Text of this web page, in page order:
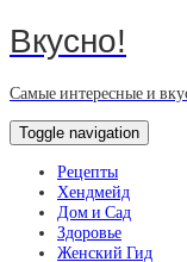
Вкусно!
Самые интересные и
Toggle navigation
Рецепты
Хендмейд
Дом и Сад
Здоровье
Женский Гид